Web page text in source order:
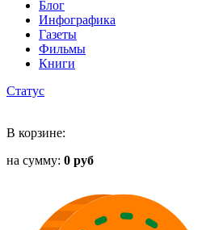
Блог
Инфографика
Газеты
Фильмы
Книги
Статус
В корзине:
на сумму: 0 руб